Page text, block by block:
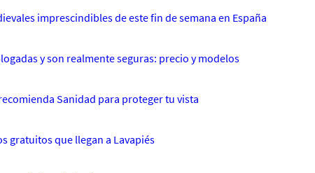
imprescindibles de este fin de semana en España
y son realmente seguras: precio y modelos
Sanidad para proteger tu vista
gratuitos que llegan a Lavapiés